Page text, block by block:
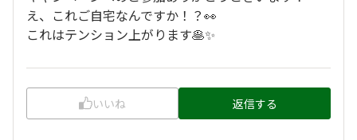
え、これご自宅なんですか！？👀
これはテンション上がります🥞✨
いいね 返信する